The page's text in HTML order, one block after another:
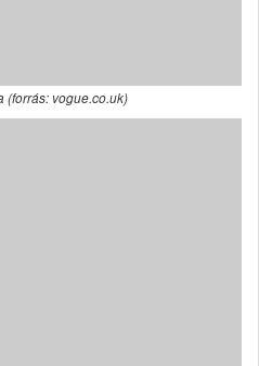
(forrás: vogue.co.uk)